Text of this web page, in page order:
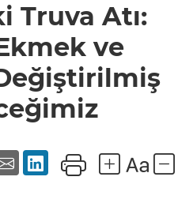
Truva Atı:
ve